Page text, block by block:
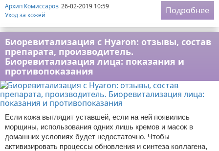
Архип Комиссаров 26-02-2019 10:59
Уход за кожей
Подробнее
Биоревитализация с Hyaron: отзывы, состав
препарата, производитель.
Биоревитализация лица: показания и
противопоказания
Если кожа выглядит уставшей, если на ней появились
морщины, использования одних лишь кремов и масок в
домашних условиях будет недостаточно. Чтобы
активизировать процессы обновления и синтеза коллагена,